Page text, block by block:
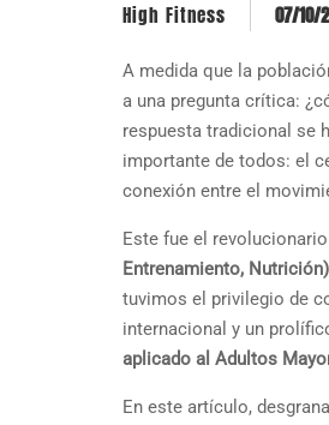
High Fitness 07/10/
A medida que la
a una pregunta crítica:
respuesta tradicional se
importante de todos: el
conexión entre el
Este fue el
Entrenamiento, Nutrición)
tuvimos el privilegio de
internacional y un
aplicado al Adultos
En este artículo,